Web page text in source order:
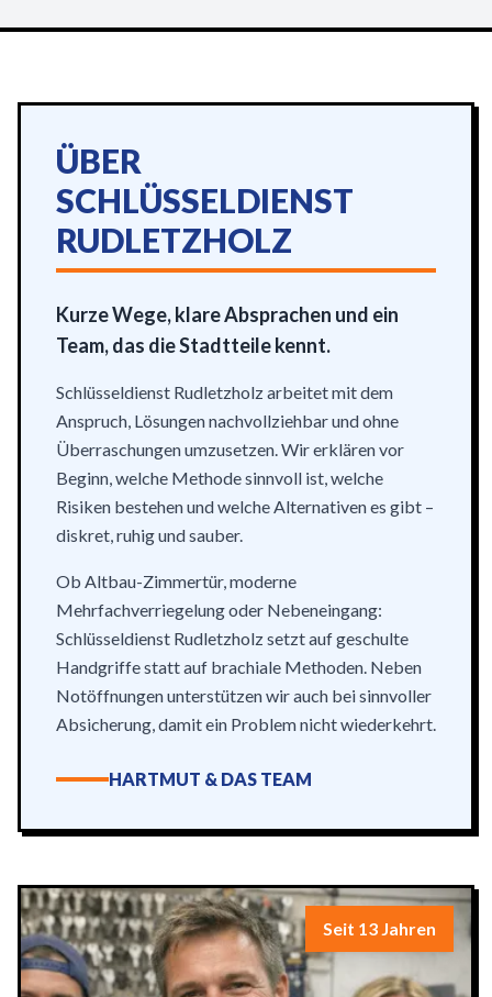
ÜBER
SCHLÜSSELDIENST
RUDLETZHOLZ
Kurze Wege, klare Absprachen und ein
Team, das die Stadtteile kennt.
Schlüsseldienst Rudletzholz arbeitet mit dem
Anspruch, Lösungen nachvollziehbar und ohne
Überraschungen umzusetzen. Wir erklären vor
Beginn, welche Methode sinnvoll ist, welche
Risiken bestehen und welche Alternativen es gibt –
diskret, ruhig und sauber.
Ob Altbau-Zimmertür, moderne
Mehrfachverriegelung oder Nebeneingang:
Schlüsseldienst Rudletzholz setzt auf geschulte
Handgriffe statt auf brachiale Methoden. Neben
Notöffnungen unterstützen wir auch bei sinnvoller
Absicherung, damit ein Problem nicht wiederkehrt.
HARTMUT & DAS TEAM
Seit 13 Jahren